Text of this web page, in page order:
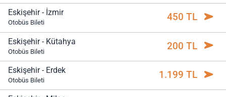
Eskişehir - İzmir
Otobüs Bileti 450 TL
Eskişehir - Kütahya
Otobüs Bileti 200 TL
Eskişehir - Erdek
Otobüs Bileti 1.199 TL